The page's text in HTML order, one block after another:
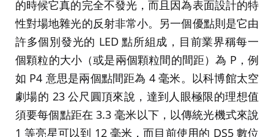
的時候它真的完全不發光，而且因為表面設計的特
性對場地雜光的反射非常小。另一個優點則是它由
許多個別發光的 LED 點所組成，目前業界稱每一
個顆粒的大小（或是兩個顆粒間的間距）為 P，例
如 P4 意思是兩個點間距為 4 毫米。以科博館太空
劇場的 23 公尺圓頂來說，達到人眼極限的理想值
須要每個點距在 3.3 毫米以下，以傳統光機式來說
1 等亮星可以到 12 毫米，而目前使用的 DS5 數位